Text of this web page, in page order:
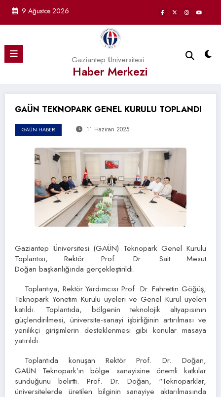
9 Ağustos 2026
Gaziantep Üniversitesi
Haber Merkezi
GAÜN TEKNOPARK GENEL KURULU TOPLANDI
GAÜN HABER 11 Haziran 2025
Gaziantep Üniversitesi (GAÜN) Teknopark Genel Kurulu
Toplantısı, Rektör Prof. Dr. Sait Mesut
Doğan başkanlığında gerçekleştirildi.
Toplantıya, Rektör Yardımcısı Prof. Dr. Fahrettin Göğüş,
Teknopark Yönetim Kurulu üyeleri ve Genel Kurul üyeleri
katıldı. Toplantıda, bölgenin teknolojik altyapısının
güçlendirilmesi, üniversite-sanayi işbirliğinin artırılması ve
yenilikçi girişimlerin desteklenmesi gibi konular masaya
yatırıldı.
Toplantıda konuşan Rektör Prof. Dr. Doğan,
GAÜN Teknopark’ın bölge sanayisine önemli katkılar
sunduğunu belirtti. Prof. Dr. Doğan, “Teknoparklar,
üniversitelerde üretilen bilginin sanayiye aktarılmasında